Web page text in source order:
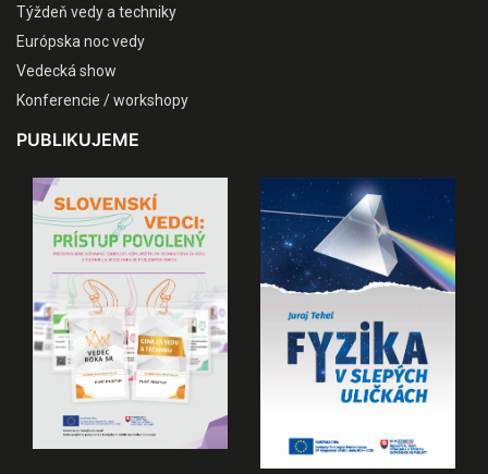
Týždeň vedy a techniky
Európska noc vedy
Vedecká show
Konferencie / workshopy
PUBLIKUJEME